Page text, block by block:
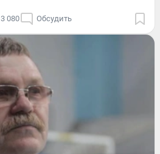
3 080 Обсудить